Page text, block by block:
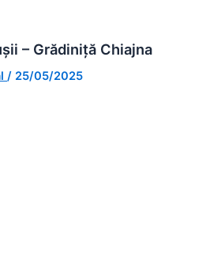
– Grădiniță Chiajna
/ 25/05/2025